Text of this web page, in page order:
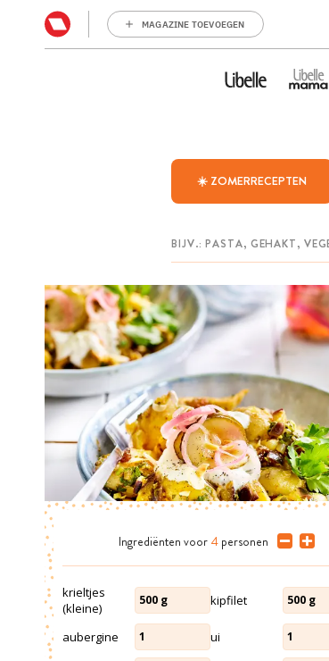
MAGAZINE TOEVOEGEN
☀️ ZOMERRECEPTEN
Ingrediënten voor 4 personen
krieltjes
(kleine)
500 g kipfilet 500 g
aubergine 1 ui 1